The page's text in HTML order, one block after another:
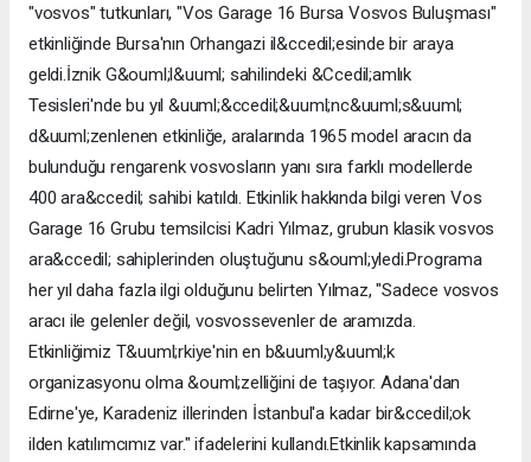
"vosvos" tutkunları, "Vos Garage 16 Bursa Vosvos Buluşması"
etkinliğinde Bursa'nın Orhangazi il&ccedil;esinde bir araya
geldi.İznik G&ouml;l&uuml; sahilindeki &Ccedil;amlık
Tesisleri'nde bu yıl &uuml;&ccedil;&uuml;nc&uuml;s&uuml;
d&uuml;zenlenen etkinliğe, aralarında 1965 model aracın da
bulunduğu rengarenk vosvosların yanı sıra farklı modellerde
400 ara&ccedil; sahibi katıldı. Etkinlik hakkında bilgi veren Vos
Garage 16 Grubu temsilcisi Kadri Yılmaz, grubun klasik vosvos
ara&ccedil; sahiplerinden oluştuğunu s&ouml;yledi.Programa
her yıl daha fazla ilgi olduğunu belirten Yılmaz, "Sadece vosvos
aracı ile gelenler değil, vosvossevenler de aramızda.
Etkinliğimiz T&uuml;rkiye'nin en b&uuml;y&uuml;k
organizasyonu olma &ouml;zelliğini de taşıyor. Adana'dan
Edirne'ye, Karadeniz illerinden İstanbul'a kadar bir&ccedil;ok
ilden katılımcımız var." ifadelerini kullandı.Etkinlik kapsamında